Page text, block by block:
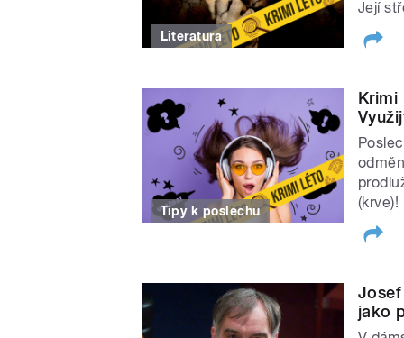
19. 7. Emil Vachek:
20. 7. Josef Mareš: Okno
27.7. Georges
2. 8. Heinrich von
3. 8. Agatha Christie:
9. 8. Astrid
10. 8. Petr Pýcha: Malá
10. 8. V. P. Borovička:
17. 8. Martin Františák:
23. 8. a 30. 8. Arthur
Literatura
Její
Tipy k poslechu
Krimi
(krve)!
jako